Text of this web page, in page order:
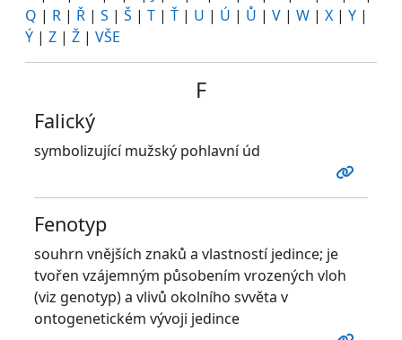
Q | R | Ř | S | Š | T | Ť | U | Ú | Ů | V | W | X | Y |
Ý | Z | Ž | VŠE
F
Falický
symbolizující mužský pohlavní úd
Fenotyp
souhrn vnějších znaků a vlastností jedince; je
tvořen vzájemným působením vrozených vloh
(viz genotyp) a vlivů okolního svvěta v
ontogenetickém vývoji jedince